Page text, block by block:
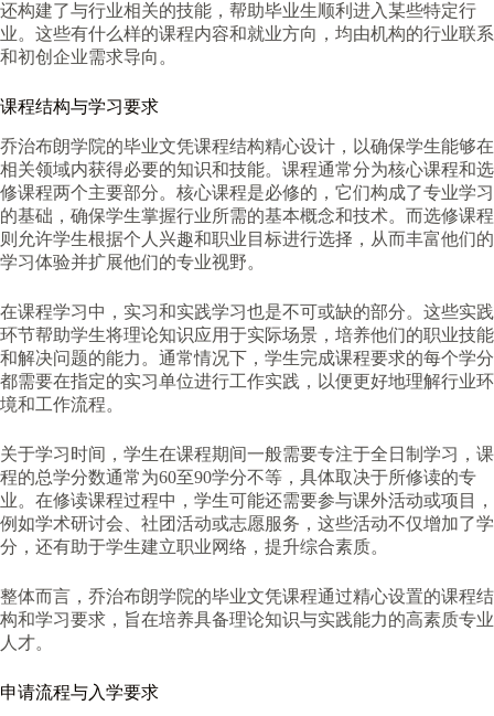
还构建了与行业相关的技能，帮助毕业生顺利进入某些特定行
业。这些有什么样的课程内容和就业方向，均由机构的行业联系
和初创企业需求导向。
课程结构与学习要求
乔治布朗学院的毕业文凭课程结构精心设计，以确保学生能够在
相关领域内获得必要的知识和技能。课程通常分为核心课程和选
修课程两个主要部分。核心课程是必修的，它们构成了专业学习
的基础，确保学生掌握行业所需的基本概念和技术。而选修课程
则允许学生根据个人兴趣和职业目标进行选择，从而丰富他们的
学习体验并扩展他们的专业视野。
在课程学习中，实习和实践学习也是不可或缺的部分。这些实践
环节帮助学生将理论知识应用于实际场景，培养他们的职业技能
和解决问题的能力。通常情况下，学生完成课程要求的每个学分
都需要在指定的实习单位进行工作实践，以便更好地理解行业环
境和工作流程。
关于学习时间，学生在课程期间一般需要专注于全日制学习，课
程的总学分数通常为60至90学分不等，具体取决于所修读的专
业。在修读课程过程中，学生可能还需要参与课外活动或项目，
例如学术研讨会、社团活动或志愿服务，这些活动不仅增加了学
分，还有助于学生建立职业网络，提升综合素质。
整体而言，乔治布朗学院的毕业文凭课程通过精心设置的课程结
构和学习要求，旨在培养具备理论知识与实践能力的高素质专业
人才。
申请流程与入学要求